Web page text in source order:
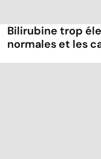
Bilirubine trop
normales et les